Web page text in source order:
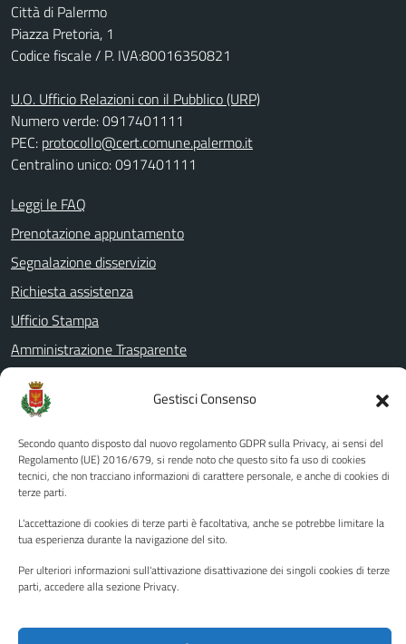
Gestisci Consenso
Secondo quanto disposto dal nuovo regolamento GDPR sulla Privacy, ai sensi del
Regolamento (UE) 2016/679, si rende noto che questo sito fa uso di cookies
tecnici, che non tracciano informazioni di carattere personale, e anche di cookies di
terze parti.
L'accettazione di cookies di terze parti è facoltativa, anche se potrebbe limitare la
tua esperienza durante la navigazione del sito.
Per ulteriori informazioni sull'attivazione disattivazione dei singoli cookies di terze
parti, accedere alla sezione Privacy.
Città di Palermo
Piazza Pretoria, 1
Codice fiscale / P. IVA:80016350821
U.O. Ufficio Relazioni con il Pubblico (URP)
Numero verde: 0917401111
PEC: protocollo@cert.comune.palermo.it
Centralino unico: 0917401111
Leggi le FAQ
Prenotazione appuntamento
Segnalazione disservizio
Richiesta assistenza
Ufficio Stampa
Amministrazione Trasparente
Albo pretorio
Informativa privacy
Note legali
Dichiarazione di accessibilità
Piano di miglioramento del sito
SEGUICI SU
FacebookYouTubeTwitter